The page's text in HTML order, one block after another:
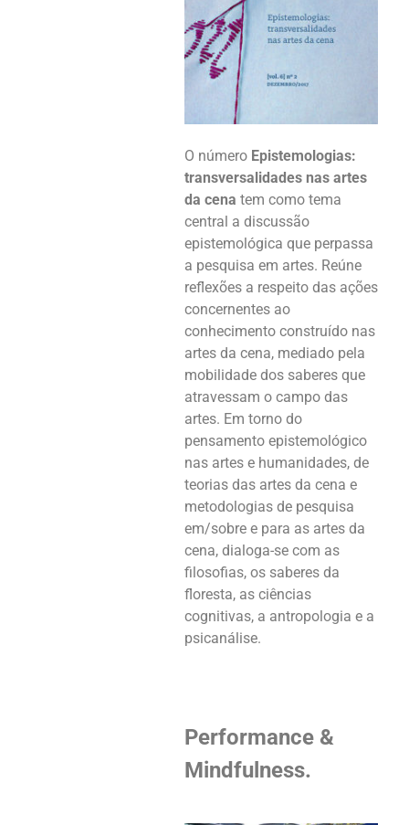
O número Epistemologias:
transversalidades nas artes
da cena tem como tema
central a discussão
epistemológica que perpassa
a pesquisa em artes. Reúne
reflexões a respeito das ações
concernentes ao
conhecimento construído nas
artes da cena, mediado pela
mobilidade dos saberes que
atravessam o campo das
artes. Em torno do
pensamento epistemológico
nas artes e humanidades, de
teorias das artes da cena e
metodologias de pesquisa
em/sobre e para as artes da
cena, dialoga-se com as
filosofias, os saberes da
floresta, as ciências
cognitivas, a antropologia e a
psicanálise.
Performance &
Mindfulness.